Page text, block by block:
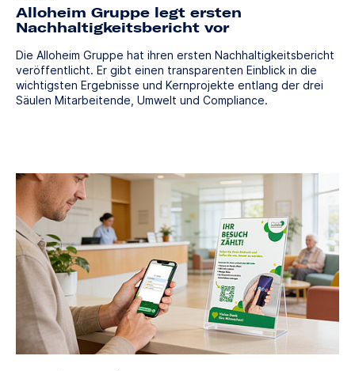
Alloheim Gruppe legt ersten
Nachhaltigkeitsbericht vor
Die Alloheim Gruppe hat ihren ersten Nachhaltigkeitsbericht
veröffentlicht. Er gibt einen transparenten Einblick in die
wichtigsten Ergebnisse und Kernprojekte entlang der drei
Säulen Mitarbeitende, Umwelt und Compliance.